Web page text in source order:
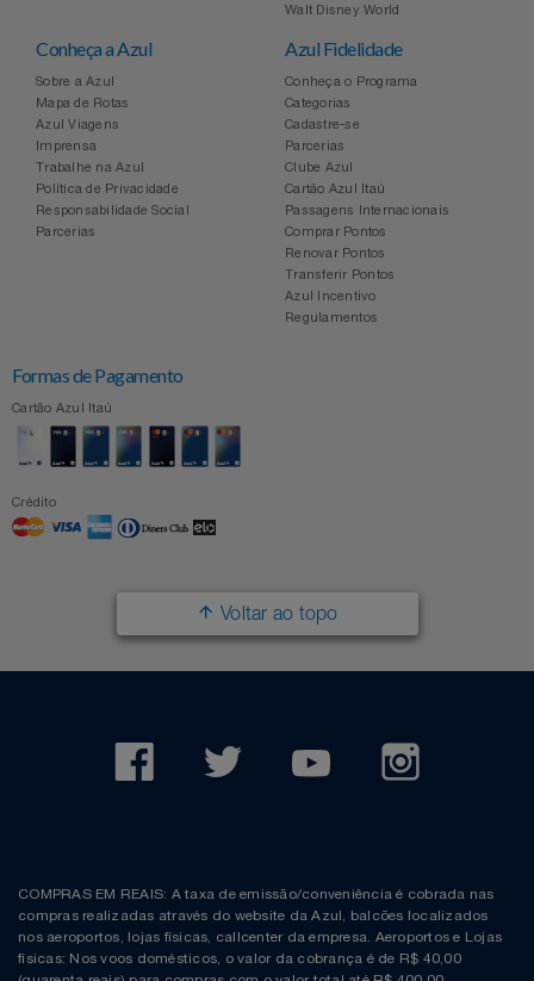
Walt Disney World
Conheça a Azul
Sobre a Azul
Mapa de Rotas
Azul Viagens
Imprensa
Trabalhe na Azul
Política de Privacidade
Responsabilidade Social
Parcerias
Azul Fidelidade
Conheça o Programa
Categorias
Cadastre-se
Parcerias
Clube Azul
Cartão Azul Itaú
Passagens Internacionais
Comprar Pontos
Renovar Pontos
Transferir Pontos
Azul Incentivo
Regulamentos
Formas de Pagamento
Cartão Azul Itaú
Crédito
Voltar ao topo
COMPRAS EM REAIS: A taxa de emissão/conveniência é cobrada nas
compras realizadas através do website da Azul, balcões localizados
nos aeroportos, lojas físicas, callcenter da empresa. Aeroportos e Lojas
físicas: Nos voos domésticos, o valor da cobrança é de R$ 40,00